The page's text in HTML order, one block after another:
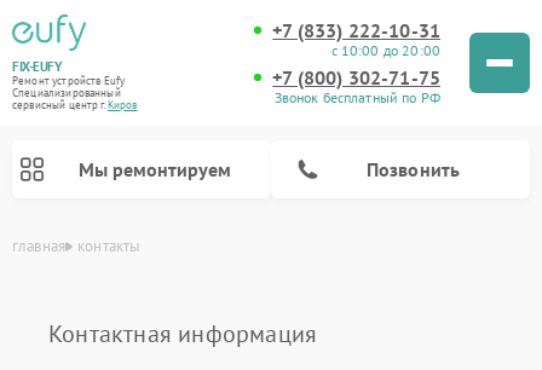
FIX-EUFY
Ремонт устройств Eufy
Специализированный
cервисный центр г.Киров
+7 (833) 222-10-31
с 10:00 до 20:00
+7 (800) 302-71-75
Звонок бесплатный по РФ
Мы ремонтируем Позвонить
главная контакты
Контактная информация